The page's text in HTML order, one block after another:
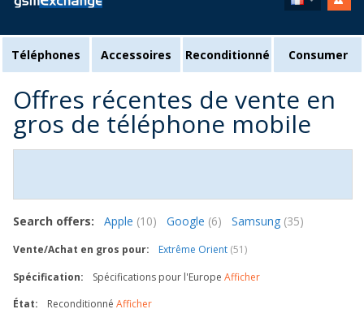
Téléphones Accessoires Reconditionné Consumer
Offres récentes de vente en
gros de téléphone mobile
Search offers: Apple (10) Google (6) Samsung (35)
Vente/Achat en gros pour: Extrême Orient (51)
Spécification:
Spécifications pour l'Europe Afficher
État:
Reconditionné Afficher